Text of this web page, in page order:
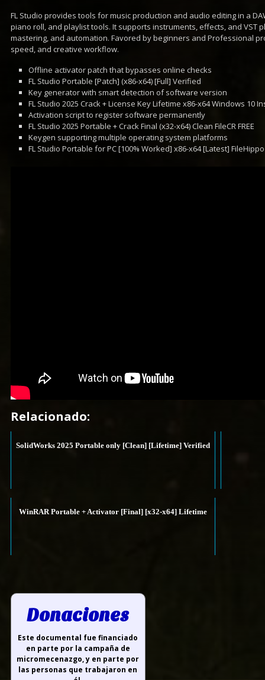
FL Studio provides tools for music production and audio editing in a
piano roll, and playlist tools. It supports instruments, effects, and VST
mastering, and automation. Favored by beginners and Professional
speed, and creative workflow.
Offline activator patch that bypasses online checks
FL Studio Portable [Patch] (x86-x64) [Full] Verified
Key generator with smart detection of software version
FL Studio 2025 Crack + License Key Lifetime x86-x64 Windows 10
Activation script to register software permanently
FL Studio 2025 Portable + Crack Final (x32-x64) Clean FileCR FREE
Keygen supporting multiple operating system platforms
FL Studio Portable for PC [100% Worked] x86-x64 [Latest] FileHippo
Relacionado:
SolidWorks 2025 Portable only [Clean] [Lifetime] Verified
WinRAR Portable + Activator [Final] [x32-x64] Lifetime
Donaciones
Este documental fue financiado
en parte por la campaña de
micromecenazgo, y en parte por
las personas que trabajaron en